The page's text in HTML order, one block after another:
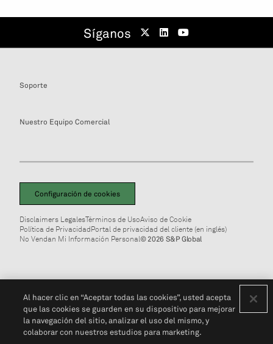
Síganos
Soporte
Nuestro Equipo Comercial
Configuración de cookies
Disclaimers LegalesTérminos de UsoAviso de Cookie
Política de PrivacidadPortal de privacidad del cliente (en inglés)
No Vendan Mi Información Personal© 2026 S&P Global
Al hacer clic en “Aceptar todas las cookies”, usted acepta
que las cookies se guarden en su dispositivo para mejorar
la navegación del sitio, analizar el uso del mismo, y
colaborar con nuestros estudios para marketing.